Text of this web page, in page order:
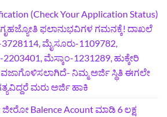
(Check Your Application Status)
ಗೃಹಜ್ಯೋತಿ ಫಲಾನುಭವಿಗಳ ಗಮನಕ್ಕೆ! ದಾಖಲೆ
ಮೈಸೂರು-1109782,
ಮೆಸ್ಕಾಂ-1231289, ಹುಕ್ಕೇರಿ
ವಜಾಗೊಳಿಸಲಾಗಿದೆ- ನಿಮ್ಮ ಅರ್ಜಿ ಸ್ಥಿತಿ ಈಗಲೇ
ಮರು ಅರ್ಜಿ ಹಾಕಿ
ಜೀರೋ Balence Acount ಮಾಡಿ 6 ಲಕ್ಷ